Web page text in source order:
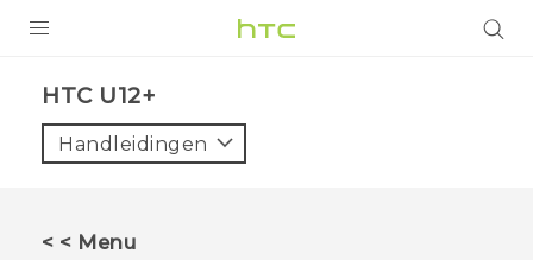
VIVE
HTC U12+‎
Handleidingen
< < Menu